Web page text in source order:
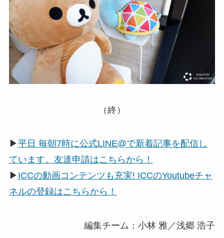
（終）
▶平日 毎朝7時に公式LINE@で新着記事を配信し
ています。友達申請はこちらから！
▶ ICCの動画コンテンツも充実! ICCのYoutubeチャ
ネルの登録はこちらから！
編集チーム：小林 雅／浅郷 浩子